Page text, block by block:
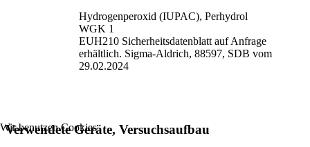
Hydrogenperoxid (IUPAC), Perhydrol
WGK 1
EUH210 Sicherheitsdatenblatt auf Anfrage
erhältlich. Sigma-Aldrich, 88597, SDB vom
29.02.2024
Verwendete Geräte, Versuchsaufbau
Wir benutzen Cookies